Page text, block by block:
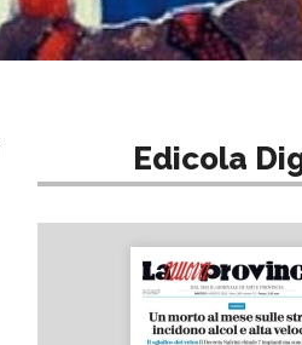
Edicola